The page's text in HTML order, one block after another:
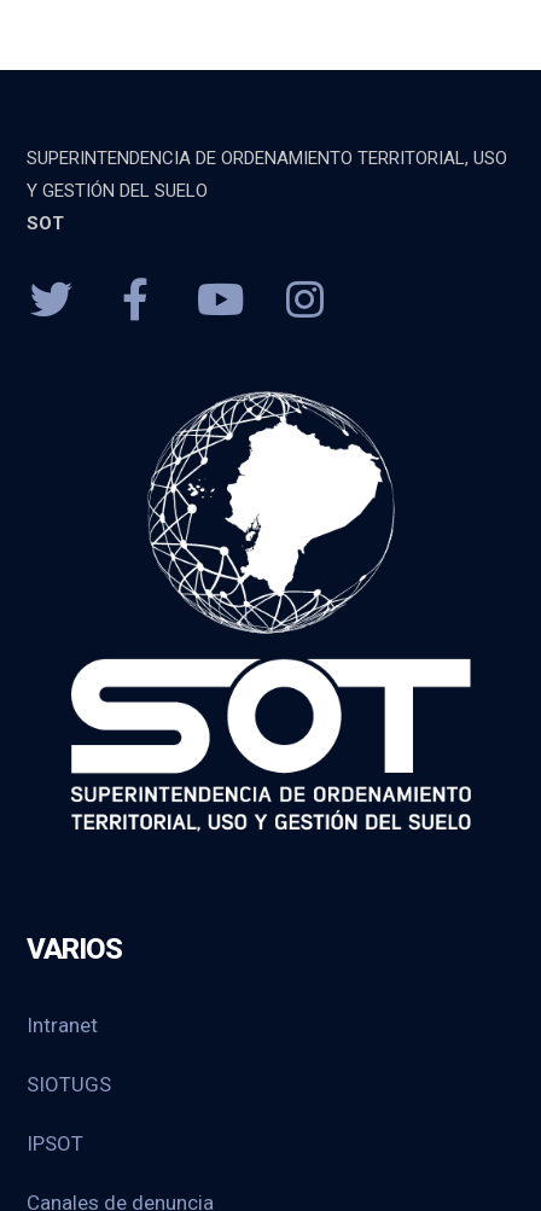
SUPERINTENDENCIA DE ORDENAMIENTO TERRITORIAL, USO
Y GESTIÓN DEL SUELO
SOT
VARIOS
Intranet
SIOTUGS
IPSOT
Canales de denuncia